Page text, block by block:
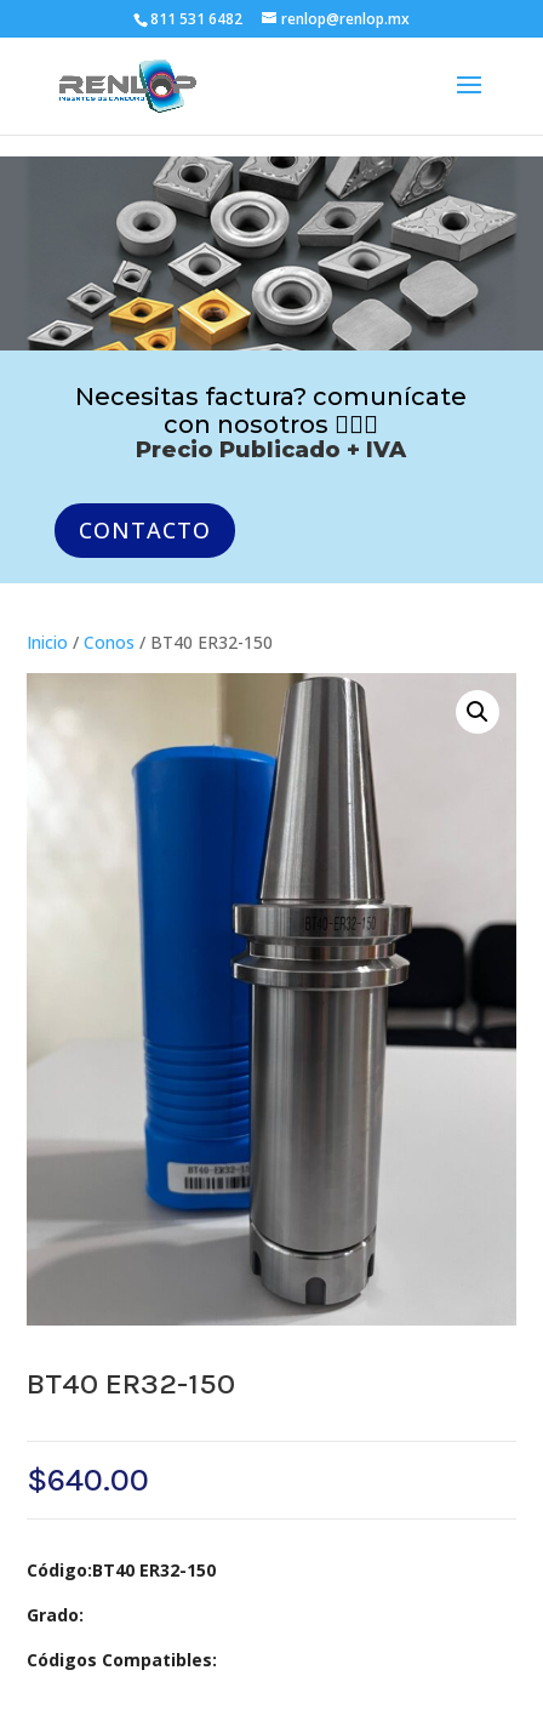
811 531 6482 renlop@renlop.mx
Necesitas factura? comunícate
con nosotros 🙋🏻‍♂️
Precio Publicado + IVA
CONTACTO
Inicio /Conos / BT40 ER32-150
BT40 ER32-150
$640.00
Código:BT40 ER32-150
Grado:
Códigos Compatibles: